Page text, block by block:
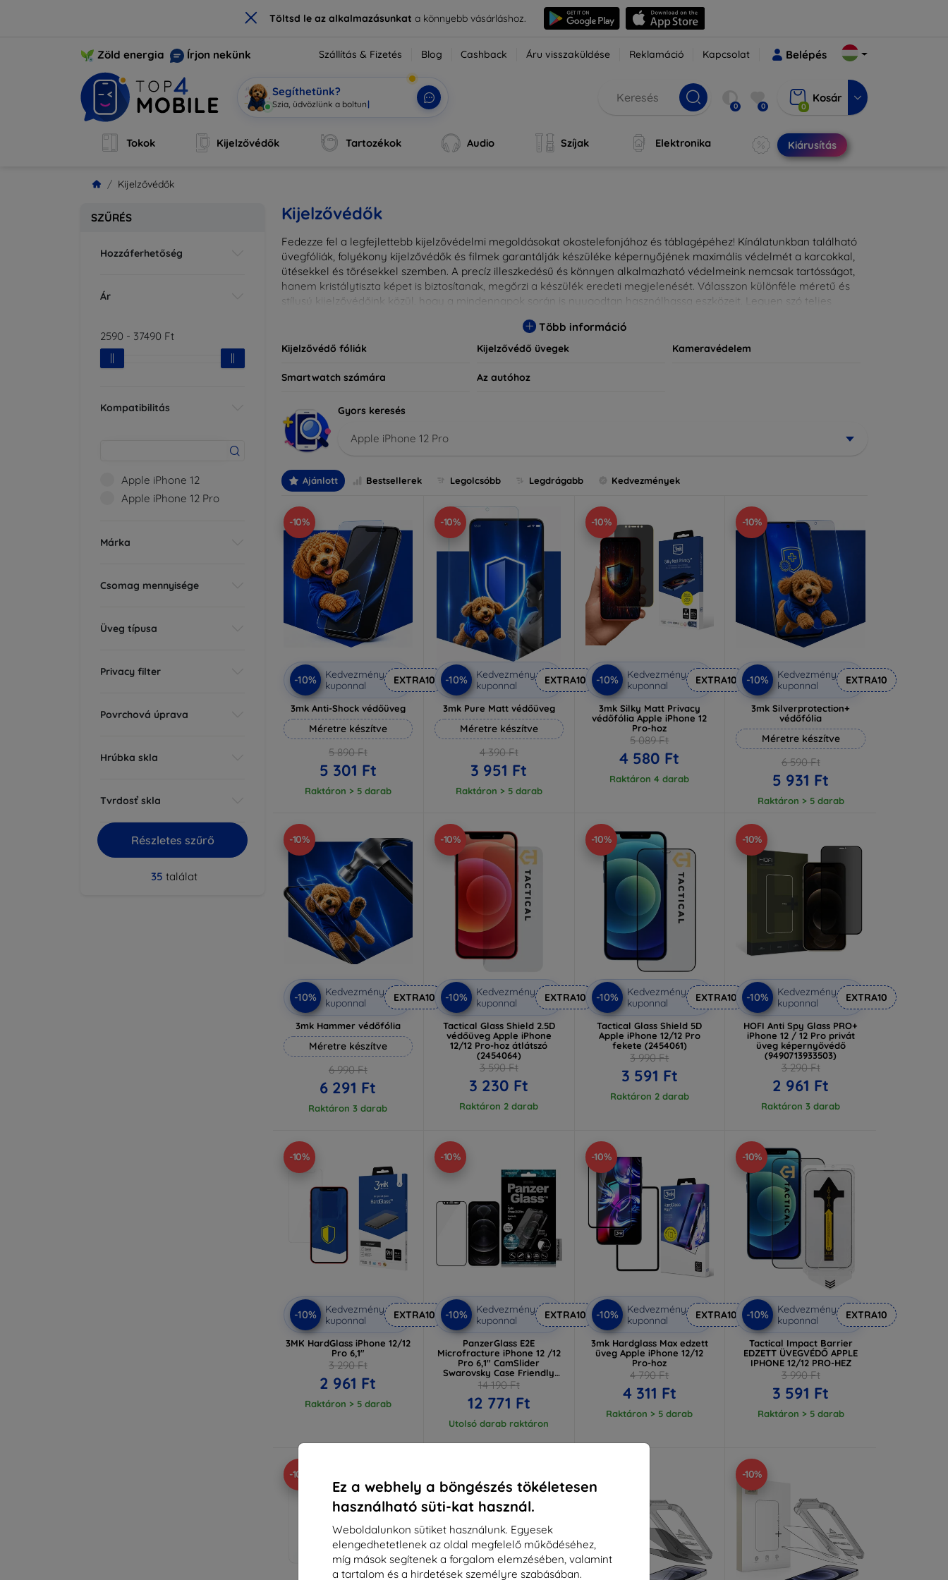
× Töltsd le az alkalmazásunkata könnyebb vásárláshoz.
Ez a webhely a böngészés tökéletesen
használható süti-kat használ.
Weboldalunkon sütiket használunk. Egyesek
elengedhetetlenek az oldal megfelelő működéséhez,
míg mások segítenek a forgalom elemzésében, valamint
a tartalom és a hirdetések személyre szabásában.
Zöld energia Írjon nekünk Szállítás & Fizetés Blog Cashback Áru visszaküldése Reklamáció Kapcsolat Belépés
Segíthetünk?
Mobi vagyok| 0 0 0
Kosár
Tokok Kijelzővédők Tartozékok Audio Szíjak Elektronika Kiárusítás
Kijelzővédők
SZŰRÉS
Hozzáferhetőség
Ár
2590 - 37490 Ft
Kompatibilitás
Apple iPhone 12
Apple iPhone 12 Pro
Márka
Csomag mennyisége
Üveg típusa
Privacy filter
Povrchová úprava
Hrúbka skla
Tvrdosť skla
Részletes szűrő
35 találat
Kijelzővédők
Fedezze fel a legfejlettebb kijelzővédelmi megoldásokat okostelefonjához és táblagépéhez! Kínálatunkban található
üvegfóliák, folyékony kijelzővédők és filmek garantálják készüléke képernyőjének maximális védelmét a karcokkal,
ütésekkel és törésekkel szemben. A precíz illeszkedésű és könnyen alkalmazható védelmeink nemcsak tartósságot,
hanem kristálytiszta képet is biztosítanak, megőrzi a készülék eredeti megjelenését. Válasszon különféle méretű és
stílusú kijelzővédőink közül, hogy a mindennapok során is nyugodtan használhassa eszközeit. Legyen szó teljes
Több információ
Kijelzővédő fóliák Kijelzővédő üvegek Kameravédelem
Smartwatch számára Az autóhoz
Gyors keresés
Apple iPhone 12 Pro
Ajánlott Bestsellerek Legolcsóbb Legdrágabb Kedvezmények
-10%
-10%
Kedvezmény
kuponnal
EXTRA10
3mk Anti-Shock védőüveg
Méretre készítve
5 890 Ft
5 301 Ft
Raktáron > 5 darab
-10%
-10%
Kedvezmény
kuponnal
EXTRA10
3mk Pure Matt védőüveg
Méretre készítve
4 390 Ft
3 951 Ft
Raktáron > 5 darab
-10%
-10%
Kedvezmény
kuponnal
EXTRA10
3mk Silky Matt Privacy
védőfólia Apple iPhone 12
Pro-hoz
5 089 Ft
4 580 Ft
Raktáron 4 darab
-10%
-10%
Kedvezmény
kuponnal
EXTRA10
3mk Silverprotection+
védőfólia
Méretre készítve
6 590 Ft
5 931 Ft
Raktáron > 5 darab
-10%
-10%
Kedvezmény
kuponnal
EXTRA10
3mk Hammer védőfólia
Méretre készítve
6 990 Ft
6 291 Ft
Raktáron 3 darab
-10%
-10%
Kedvezmény
kuponnal
EXTRA10
Tactical Glass Shield 2.5D
védőüveg Apple iPhone
12/12 Pro-hoz átlátszó
(2454064)
3 590 Ft
3 230 Ft
Raktáron 2 darab
-10%
-10%
Kedvezmény
kuponnal
EXTRA10
Tactical Glass Shield 5D
Apple iPhone 12/12 Pro
fekete (2454061)
3 990 Ft
3 591 Ft
Raktáron 2 darab
-10%
-10%
Kedvezmény
kuponnal
EXTRA10
HOFI Anti Spy Glass PRO+
iPhone 12 / 12 Pro privát
üveg képernyővédő
(9490713933503)
3 290 Ft
2 961 Ft
Raktáron 3 darab
-10%
-10%
Kedvezmény
kuponnal
EXTRA10
3MK HardGlass iPhone 12/12
Pro 6,1"
3 290 Ft
2 961 Ft
Raktáron > 5 darab
-10%
-10%
Kedvezmény
kuponnal
EXTRA10
PanzerGlass E2E
Microfracture iPhone 12 /12
Pro 6,1" CamSlider
Swarovsky Case Friendly
Antibakteriális fekete (2717)
14 190 Ft
12 771 Ft
Utolsó darab raktáron
-10%
-10%
Kedvezmény
kuponnal
EXTRA10
3mk Hardglass Max edzett
üveg Apple iPhone 12/12
Pro-hoz
4 790 Ft
4 311 Ft
Raktáron > 5 darab
-10%
-10%
Kedvezmény
kuponnal
EXTRA10
Tactical Impact Barrier
EDZETT ÜVEGVÉDŐ APPLE
IPHONE 12/12 PRO-HEZ
3 990 Ft
3 591 Ft
Raktáron > 5 darab
-10% -10%